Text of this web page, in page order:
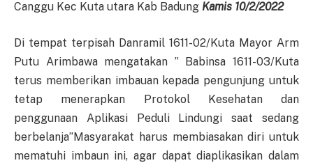
Canggu Kec Kuta utara Kab Badung Kamis 10/2/2022
Di tempat terpisah Danramil 1611-02/Kuta Mayor Arm
Putu Arimbawa mengatakan ” Babinsa 1611-03/Kuta
terus memberikan imbauan kepada pengunjung untuk
tetap menerapkan Protokol Kesehatan dan
penggunaan Aplikasi Peduli Lindungi saat sedang
berbelanja”Masyarakat harus membiasakan diri untuk
mematuhi imbaun ini, agar dapat diaplikasikan dalam